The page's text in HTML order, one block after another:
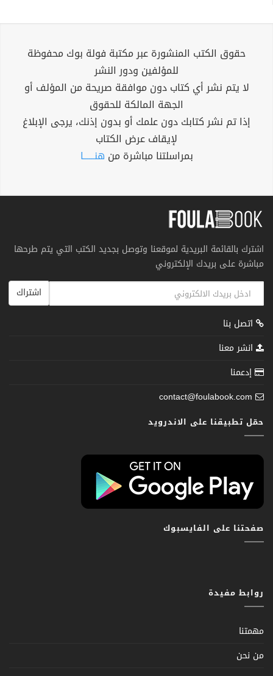
حقوق الكتب المنشورة عبر مكتبة فولة بوك محفوظة
للمؤلفين ودور النشر
لا يتم نشر أي كتاب دون موافقة صريحة من المؤلف أو
الجهة المالكة للحقوق
إذا تم نشر كتابك دون علمك أو بدون إذنك، يرجى الإبلاغ
لإيقاف عرض الكتاب
بمراسلتنا مباشرة من هنــــــا
اشترك بالقائمة البريدية لموقعنا وتوصل بجديد الكتب التي يتم طرحها
مباشرة على بريدك الإلكتروني
اشتراك
اتصل بنا
انشر معنا
إدعمنا
contact@foulabook.com
حمّل تطبيقنا على الاندرويد
صفحتنا على الفايسبوك
روابط مفيدة
مهمتنا
من نحن